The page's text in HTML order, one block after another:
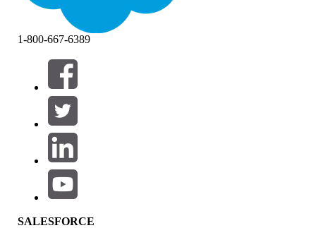
Filter (0)
VÄLJ FILTER
Produktområde
Funktionspåverkan
1-800-667-6389
SALESFORCE